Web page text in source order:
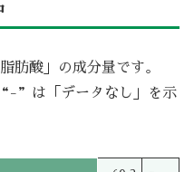
肪酸」の成分量です。
”は「データなし」を示